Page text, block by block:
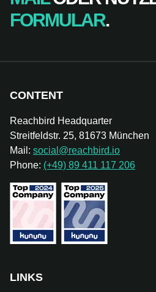
FORMULAR.
CONTENT
Reachbird Headquarter
Streitfeldstr. 25, 81673 München
Mail: social@reachbird.io
Phone: (+49) 89 411 117 206
LINKS